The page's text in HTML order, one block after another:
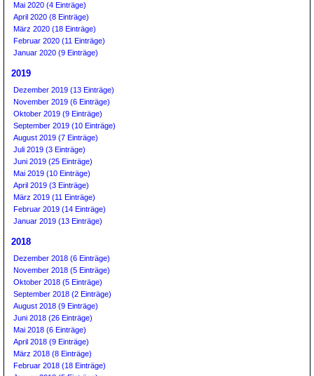
Mai 2020 (4 Einträge)
April 2020 (8 Einträge)
März 2020 (18 Einträge)
Februar 2020 (11 Einträge)
Januar 2020 (9 Einträge)
2019
Dezember 2019 (13 Einträge)
November 2019 (6 Einträge)
Oktober 2019 (9 Einträge)
September 2019 (10 Einträge)
August 2019 (7 Einträge)
Juli 2019 (3 Einträge)
Juni 2019 (25 Einträge)
Mai 2019 (10 Einträge)
April 2019 (3 Einträge)
März 2019 (11 Einträge)
Februar 2019 (14 Einträge)
Januar 2019 (13 Einträge)
2018
Dezember 2018 (6 Einträge)
November 2018 (5 Einträge)
Oktober 2018 (5 Einträge)
September 2018 (2 Einträge)
August 2018 (9 Einträge)
Juni 2018 (26 Einträge)
Mai 2018 (6 Einträge)
April 2018 (9 Einträge)
März 2018 (8 Einträge)
Februar 2018 (18 Einträge)